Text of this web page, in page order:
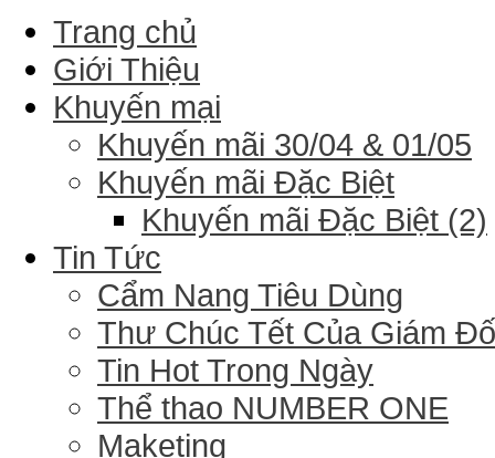
Trang chủ
Giới Thiệu
Khuyến mại
Khuyến mãi 30/04 & 01/05
Khuyến mãi Đặc Biệt
Khuyến mãi Đặc Biệt (2)
Tin Tức
Cẩm Nang Tiêu Dùng
Thư Chúc Tết Của Giám
Tin Hot Trong Ngày
Thể thao NUMBER ONE
Maketing